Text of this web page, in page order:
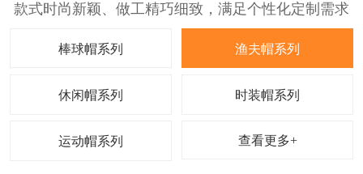
款式时尚新颖、做工精巧细致，满足个性化定制需求
棒球帽系列 渔夫帽系列
休闲帽系列 时装帽系列
运动帽系列 查看更多+